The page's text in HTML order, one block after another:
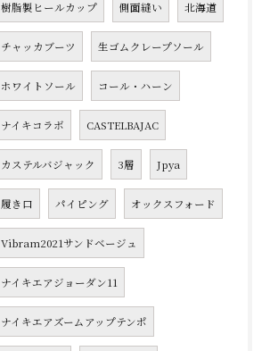
樹脂製ヒールカップ 側面縫い 北海道
チャッカブーツ 生ゴムクレープソール
ホワイトソール コール・ハーン
ナイキコラボ CASTELBAJAC
カステルバジャック 3層 Jpya
履き口 パイピング オックスフォード
Vibram2021サンドベージュ
ナイキエアジョーダン11
ナイキエアズームアップテンポ